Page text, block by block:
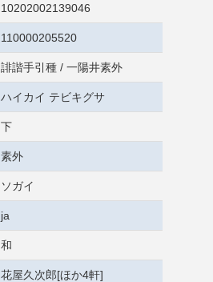
10202002139046
110000205520
誹諧手引種 / 一陽井素外
ハイカイ テビキグサ
下
素外
ソガイ
ja
和
花屋久次郎[ほか4軒]